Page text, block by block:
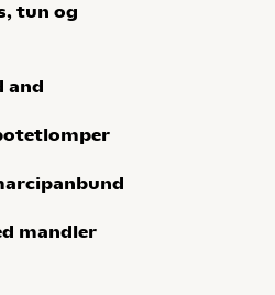
tun og
and
mandler